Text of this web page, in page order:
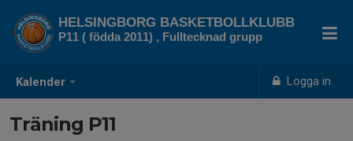
Kalender Logga in
HELSINGBORG BASKETBOLLKLUBB
P11 ( födda 2011) , Fulltecknad grupp
Träning P11